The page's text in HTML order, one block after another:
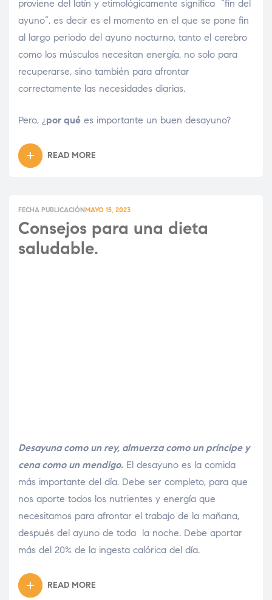
proviene del latín y etimológicamente significa “fin del
ayuno”, es decir es el momento en el que se pone fin
al largo periodo del ayuno nocturno, tanto el cerebro
como los músculos necesitan energía, no solo para
recuperarse, sino también para afrontar
correctamente las necesidades diarias.
Pero, ¿por qué es importante un buen desayuno?
READ MORE
FECHA PUBLICACIÓNMAYO 15, 2023
Consejos para una dieta
saludable.
Desayuna como un rey, almuerza como un príncipe y
cena como un mendigo. El desayuno es la comida
más importante del día. Debe ser completo, para que
nos aporte todos los nutrientes y energía que
necesitamos para afrontar el trabajo de la mañana,
después del ayuno de toda la noche. Debe aportar
más del 20% de la ingesta calórica del día.
READ MORE